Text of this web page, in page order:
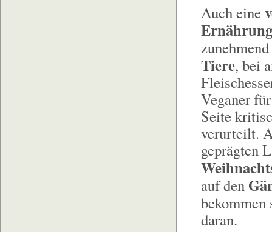
Auch eine
Tiere, bei
Veganer
Seite
verurteilt.
geprägten
auf den
daran.